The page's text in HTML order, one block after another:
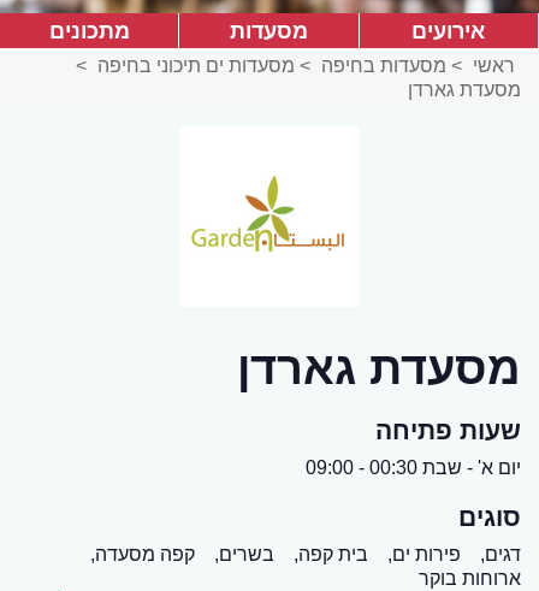
אירועים מסעדות מתכונים
ראשי > מסעדות בחיפה > מסעדות ים תיכוני בחיפה >
מסעדת גארדן
מסעדת גארדן
שעות פתיחה
יום א' - שבת 00:30 - 09:00
סוגים
דגים, פירות ים, בית קפה, בשרים,
קפה מסעדה,
ארוחות בוקר